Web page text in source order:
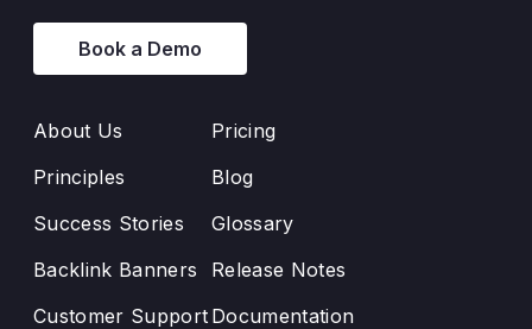
Book a Demo
About Us
Principles
Success Stories
Backlink Banners
Customer Support
Pricing
Blog
Glossary
Release Notes
Documentation